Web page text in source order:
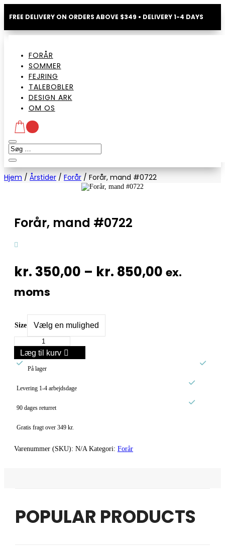
FREE DELIVERY ON ORDERS ABOVE $349 • DELIVERY 1-4 DAYS
FORÅR
SOMMER
FEJRING
TALEBOBLER
DESIGN ARK
OM OS
Hjem / Årstider / Forår / Forår, mand #0722
Forår, mand #0722
kr. 350,00 – kr. 850,00 ex.
moms
Size
mand
#0722
antal
Læg til kurv

På lager

Levering 1-4 arbejdsdage

90 dages returret

Gratis fragt over 349 kr.
Varenummer (SKU): N/A Kategori: Forår
POPULAR PRODUCTS